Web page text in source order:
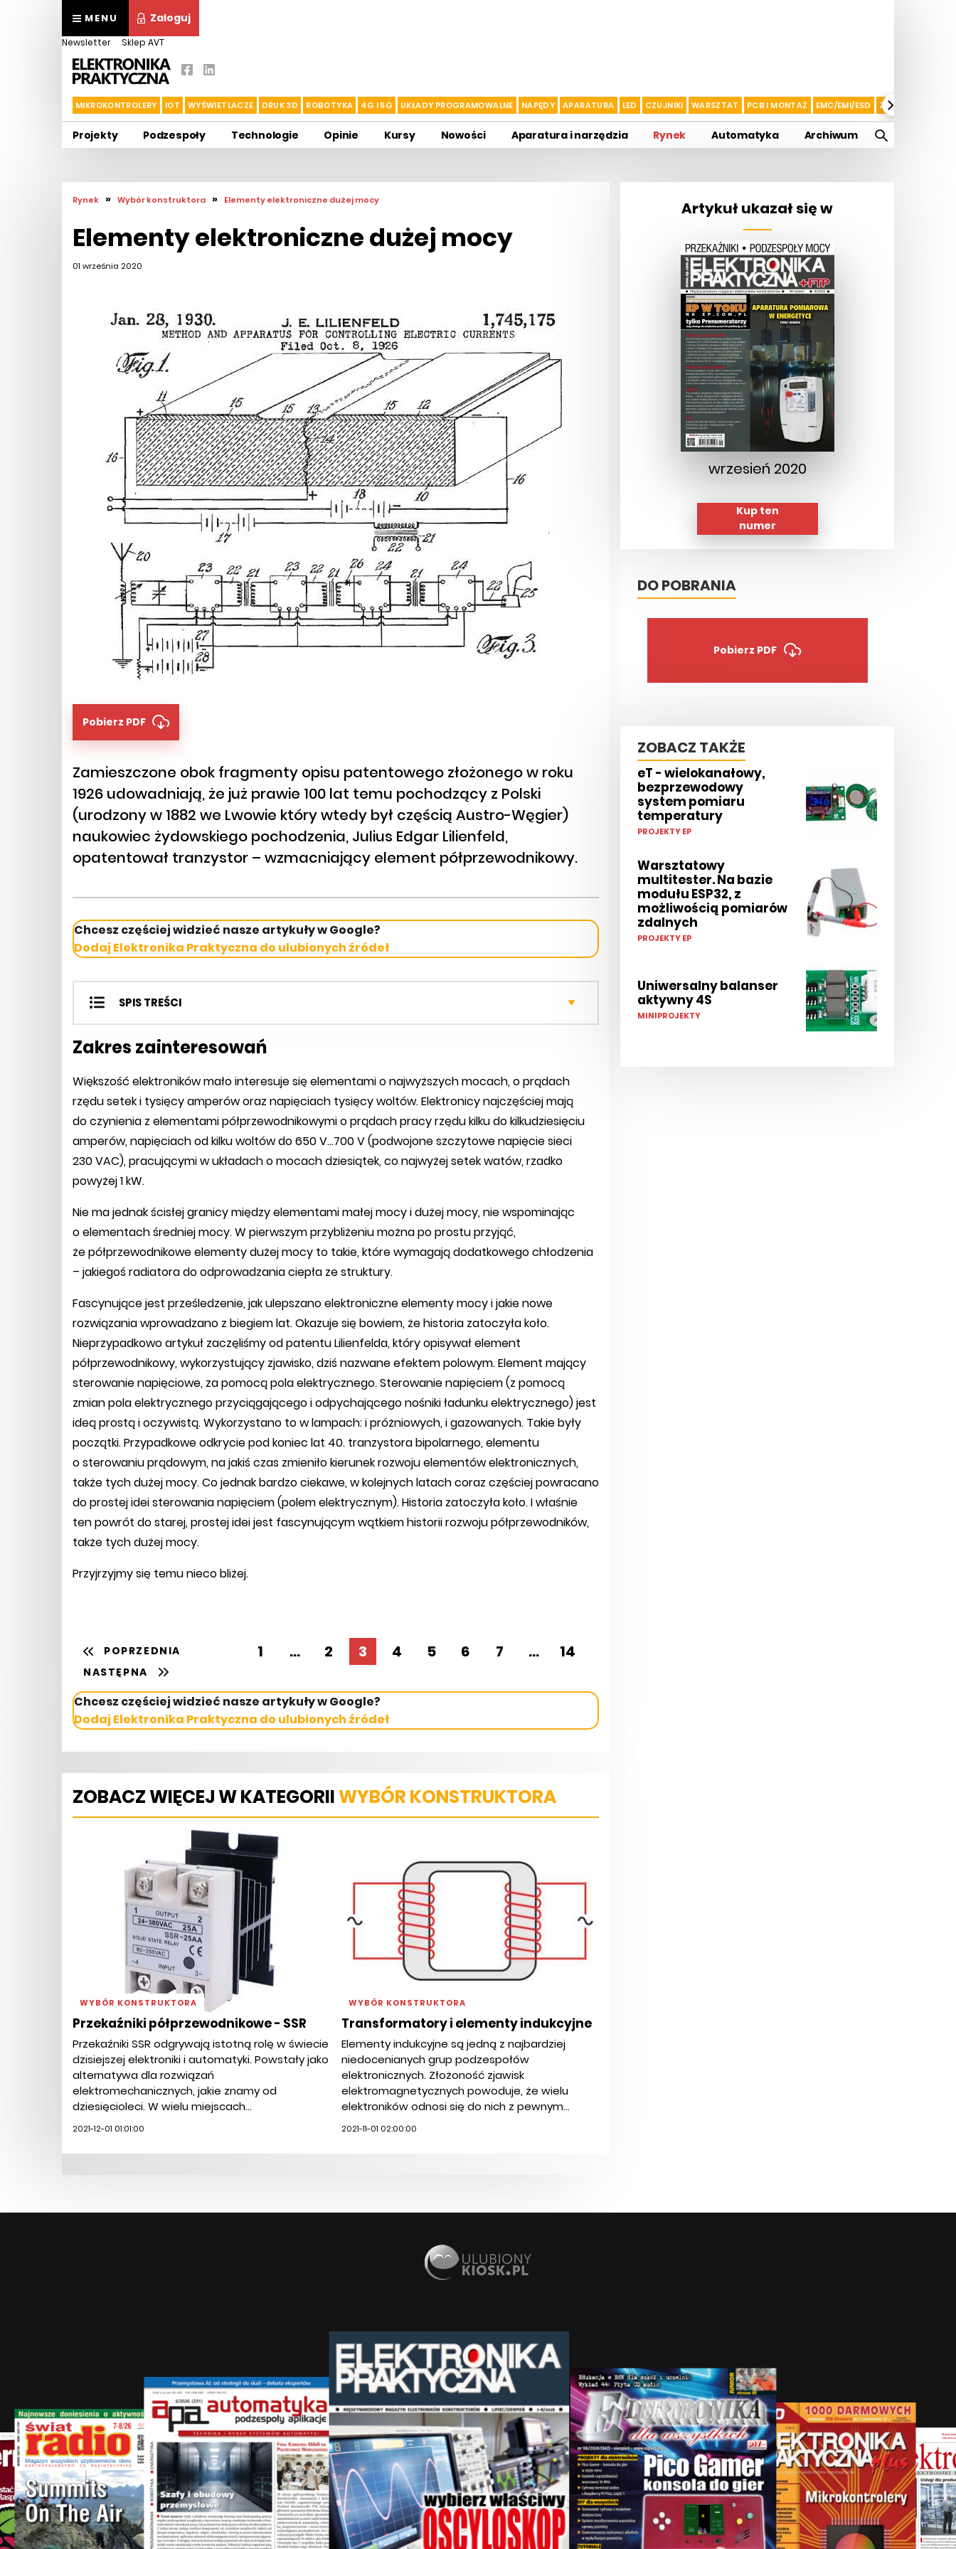
MENU Zaloguj
Newsletter Sklep AVT
MIKROKONTROLERY IOT WYŚWIETLACZE DRUK 3D ROBOTYKA 4G I 5G UKŁADY PROGRAMOWALNE NAPĘDY APARATURA LED CZUJNIKI WARSZTAT PCB I MONTAŻ EMC/EMI/ESD ZASILANIE I
Projekty Podzespoły Technologie Opinie Kursy Nowości Aparatura i narzędzia Rynek Automatyka Archiwum
Rynek » Wybór konstruktora » Elementy elektroniczne dużej mocy
Elementy elektroniczne dużej mocy
01 września 2020
Pobierz PDF
Zamieszczone obok fragmenty opisu patentowego złożonego w roku
1926 udowadniają, że już prawie 100 lat temu pochodzący z Polski
(urodzony w 1882 we Lwowie który wtedy był częścią Austro-Węgier)
naukowiec żydowskiego pochodzenia, Julius Edgar Lilienfeld,
opatentował tranzystor – wzmacniający element półprzewodnikowy.
Chcesz częściej widzieć nasze artykuły w Google?
Dodaj Elektronika Praktyczna do ulubionych źródeł
SPIS TREŚCI
Zakres zainteresowań
MOSFET-y
JFET-y mocy?
IGBT
Święty Graal i szybkość tranzystorów
Tranzystory w.cz. dużej mocy
Przełączające tranzystory SiC i GaN
Powraca... nowe, czyli normalnie zatkane tranzystory SiC i GaN
MOSFET-y i układy scalone GaN?
Sterowanie SiC i GaN
Nadzieje i rzeczywistość
Zakres zainteresowań
Większość elektroników mało interesuje się elementami o najwyższych mocach, o prądach
rzędu setek i tysięcy amperów oraz napięciach tysięcy woltów. Elektronicy najczęściej mają
do czynienia z elementami półprzewodnikowymi o prądach pracy rzędu kilku do kilkudziesięciu
amperów, napięciach od kilku woltów do 650 V...700 V (podwojone szczytowe napięcie sieci
230 VAC), pracującymi w układach o mocach dziesiątek, co najwyżej setek watów, rzadko
powyżej 1 kW.
Nie ma jednak ścisłej granicy między elementami małej mocy i dużej mocy, nie wspominając
o elementach średniej mocy. W pierwszym przybliżeniu można po prostu przyjąć,
że półprzewodnikowe elementy dużej mocy to takie, które wymagają dodatkowego chłodzenia
– jakiegoś radiatora do odprowadzania ciepła ze struktury.
Fascynujące jest prześledzenie, jak ulepszano elektroniczne elementy mocy i jakie nowe
rozwiązania wprowadzano z biegiem lat. Okazuje się bowiem, że historia zatoczyła koło.
Nieprzypadkowo artykuł zaczęliśmy od patentu Lilienfelda, który opisywał element
półprzewodnikowy, wykorzystujący zjawisko, dziś nazwane efektem polowym. Element mający
sterowanie napięciowe, za pomocą pola elektrycznego. Sterowanie napięciem (z pomocą
zmian pola elektrycznego przyciągającego i odpychającego nośniki ładunku elektrycznego) jest
ideą prostą i oczywistą. Wykorzystano to w lampach: i próżniowych, i gazowanych. Takie były
początki. Przypadkowe odkrycie pod koniec lat 40. tranzystora bipolarnego, elementu
o sterowaniu prądowym, na jakiś czas zmieniło kierunek rozwoju elementów elektronicznych,
także tych dużej mocy. Co jednak bardzo ciekawe, w kolejnych latach coraz częściej powracano
do prostej idei sterowania napięciem (polem elektrycznym). Historia zatoczyła koło. I właśnie
ten powrót do starej, prostej idei jest fascynującym wątkiem historii rozwoju półprzewodników,
także tych dużej mocy.
Przyjrzyjmy się temu nieco bliżej.
POPRZEDNIA 1 ... 2 3 4 5 6 7 ... 14
NASTĘPNA
Chcesz częściej widzieć nasze artykuły w Google?
Dodaj Elektronika Praktyczna do ulubionych źródeł
Artykuł ukazał się w
wrzesień 2020
Kup ten
numer
DO POBRANIA
Pobierz PDF
ZOBACZ TAKŻE
eT - wielokanałowy,
bezprzewodowy
system pomiaru
temperatury
PROJEKTY EP
Warsztatowy
multitester. Na bazie
modułu ESP32, z
możliwością pomiarów
zdalnych
PROJEKTY EP
Uniwersalny balanser
aktywny 4S
MINIPROJEKTY
ZOBACZ WIĘCEJ W KATEGORIIWYBÓR KONSTRUKTORA
WYBÓR KONSTRUKTORA
Przekaźniki półprzewodnikowe - SSR
Przekaźniki SSR odgrywają istotną rolę w świecie
dzisiejszej elektroniki i automatyki. Powstały jako
alternatywa dla rozwiązań
elektromechanicznych, jakie znamy od
dziesięcioleci. W wielu miejscach...
2021-12-01 01:01:00
WYBÓR KONSTRUKTORA
Transformatory i elementy indukcyjne
Elementy indukcyjne są jedną z najbardziej
niedocenianych grup podzespołów
elektronicznych. Złożoność zjawisk
elektromagnetycznych powoduje, że wielu
elektroników odnosi się do nich z pewnym...
2021-11-01 02:00:00